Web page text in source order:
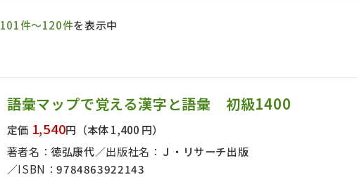
日本事情 定期刊行物
101件～120件を表示中
語彙マップで覚える漢字と語彙 初級1400
定価 1,540円 （本体 1,400 円）
著者名： 徳弘康代 出版社名： Ｊ・リサーチ出版
ISBN：9784863922143